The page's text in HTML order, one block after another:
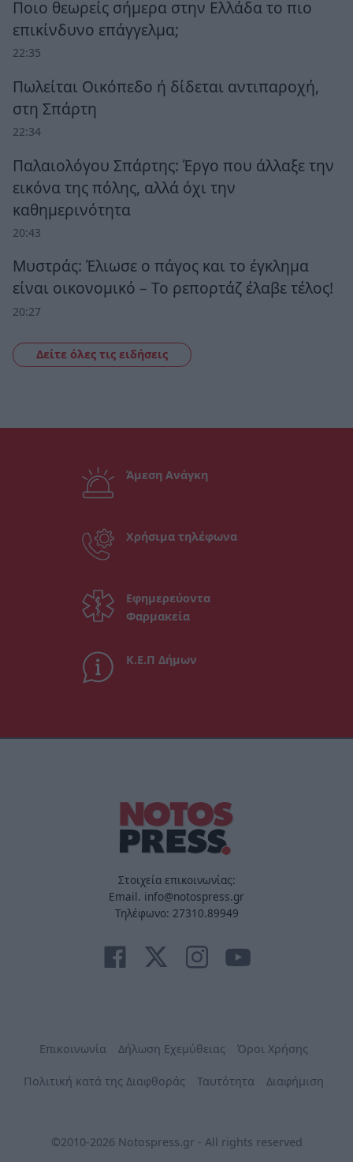
Ποιο θεωρείς σήμερα στην Ελλάδα το πιο
επικίνδυνο επάγγελμα;
22:35
Πωλείται Οικόπεδο ή δίδεται αντιπαροχή,
στη Σπάρτη
22:34
Παλαιολόγου Σπάρτης: Έργο που άλλαξε την
εικόνα της πόλης, αλλά όχι την
καθημερινότητα
20:43
Μυστράς: Έλιωσε ο πάγος και το έγκλημα
είναι οικονομικό – Το ρεπορτάζ έλαβε τέλος!
20:27
Δείτε όλες τις ειδήσεις
Άμεση Ανάγκη
Χρήσιμα τηλέφωνα
Εφημερεύοντα
Φαρμακεία
Κ.Ε.Π Δήμων
Στοιχεία επικοινωνίας:
Email. info@notospress.gr
Τηλέφωνο: 27310.89949
Επικοινωνία Δήλωση Εχεμύθειας Όροι Χρήσης
Πολιτική κατά της Διαφθοράς Ταυτότητα Διαφήμιση
©2010-2026 Notospress.gr - All rights reserved